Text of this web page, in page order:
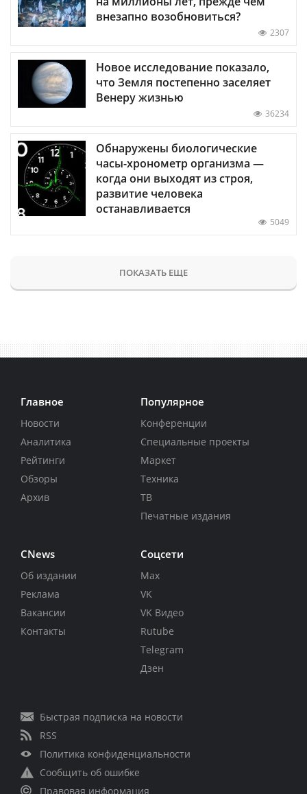
внезапно возобновиться?
2307
Новое исследование показало,
что Земля постепенно заселяет
Венеру жизнью
36234
Обнаружены биологические
часы-хронометр организма —
когда они выходят из строя,
развитие человека
останавливается
5049
ПОКАЗАТЬ ЕЩЕ
Главное
Новости
Аналитика
Рейтинги
Обзоры
Архив
Популярное
Конференции
Специальные проекты
Маркет
Техника
ТВ
Печатные издания
CNews
Об издании
Реклама
Вакансии
Контакты
Соцсети
Max
VK
VK Видео
Rutube
Telegram
Дзен
Быстрая подписка на новости
RSS
Политика конфиденциальности
Сообщить об ошибке
Правовая информация